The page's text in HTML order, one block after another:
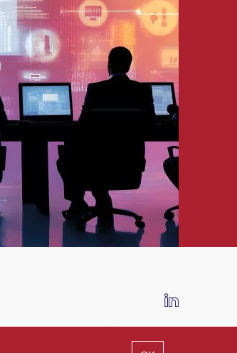
IMPRESSUM DATENSCHUTZ AGB